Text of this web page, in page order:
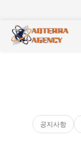
공지사항